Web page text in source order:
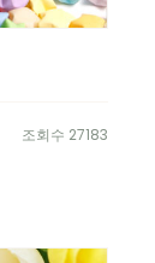
조회수 27183